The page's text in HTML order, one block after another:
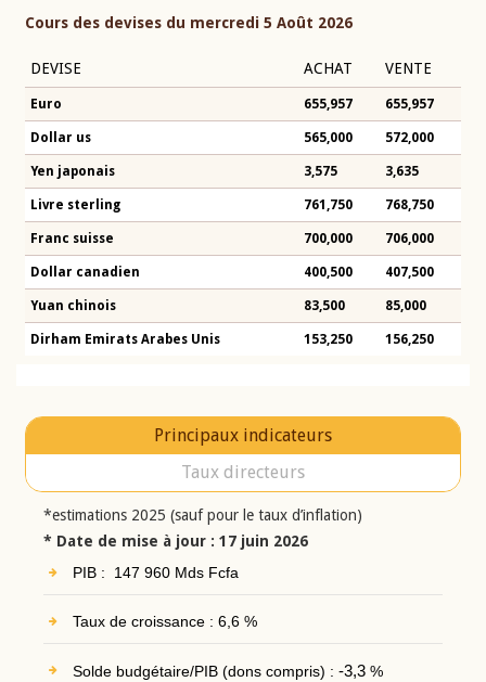
Cours des devises du mercredi 5 Août 2026
DEVISE ACHAT VENTE
Euro 655,957 655,957
Dollar us 565,000 572,000
Yen japonais 3,575 3,635
Livre sterling 761,750 768,750
Franc suisse 700,000 706,000
Dollar canadien 400,500 407,500
Yuan chinois 83,500 85,000
Dirham Emirats Arabes Unis 153,250 156,250
Principaux indicateurs
Taux directeurs
*estimations 2025 (sauf pour le taux d’inflation)
* Date de mise à jour : 17 juin 2026
PIB : 147 960 Mds Fcfa
Taux de croissance : 6,6 %
Solde budgétaire/PIB (dons compris) : -3,3%